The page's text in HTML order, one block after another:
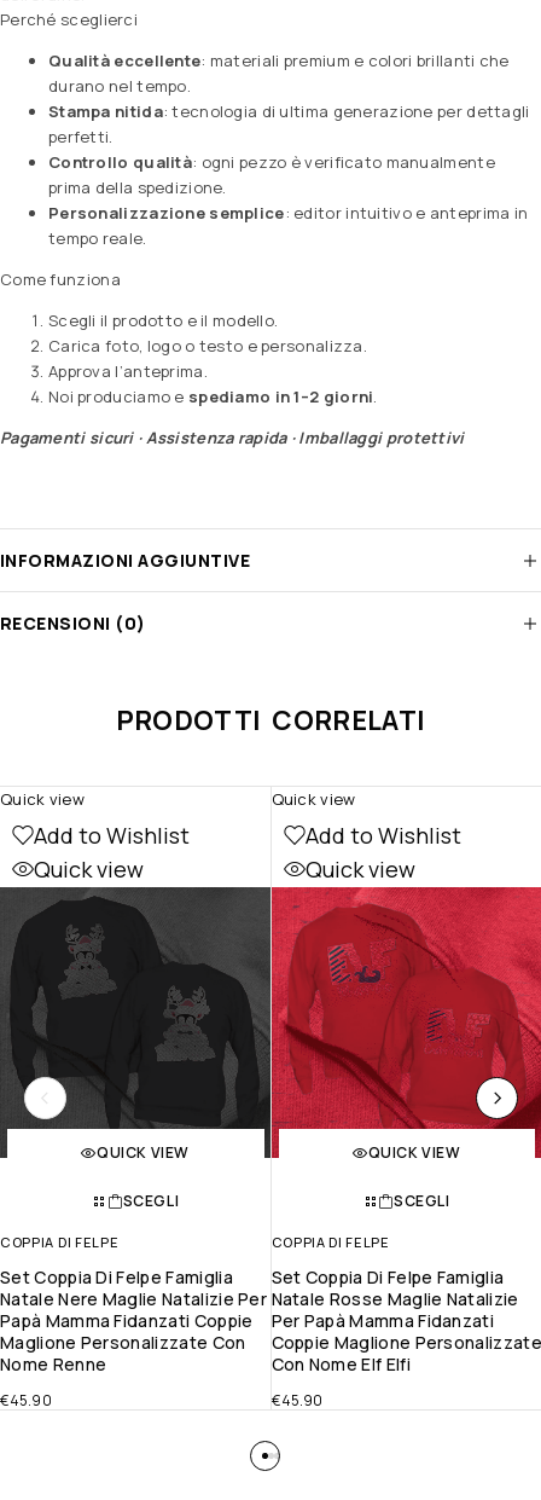
Perché sceglierci
Qualità eccellente: materiali premium e colori brillanti che
durano nel tempo.
Stampa nitida: tecnologia di ultima generazione per dettagli
perfetti.
Controllo qualità: ogni pezzo è verificato manualmente
prima della spedizione.
Personalizzazione semplice: editor intuitivo e anteprima in
tempo reale.
Come funziona
Scegli il prodotto e il modello.
Carica foto, logo o testo e personalizza.
Approva l’anteprima.
Noi produciamo e spediamo in 1–2 giorni.
Pagamenti sicuri · Assistenza rapida · Imballaggi protettivi
INFORMAZIONI AGGIUNTIVE
RECENSIONI (0)
PRODOTTI CORRELATI
Add to Wishlist
Quick view
QUICK VIEW
SCEGLI
COPPIA DI FELPE
Set Coppia Di Felpe Famiglia
Natale Nere Maglie Natalizie Per
Papà Mamma Fidanzati Coppie
Maglione Personalizzate Con
Nome Renne
€45.90
Quick view
Add to Wishlist
Quick view
QUICK VIEW
SCEGLI
COPPIA DI FELPE
Set Coppia Di Felpe Famiglia
Natale Rosse Maglie Natalizie
Per Papà Mamma Fidanzati
Coppie Maglione Personalizzate
Con Nome Elf Elfi
€45.90
Quick view